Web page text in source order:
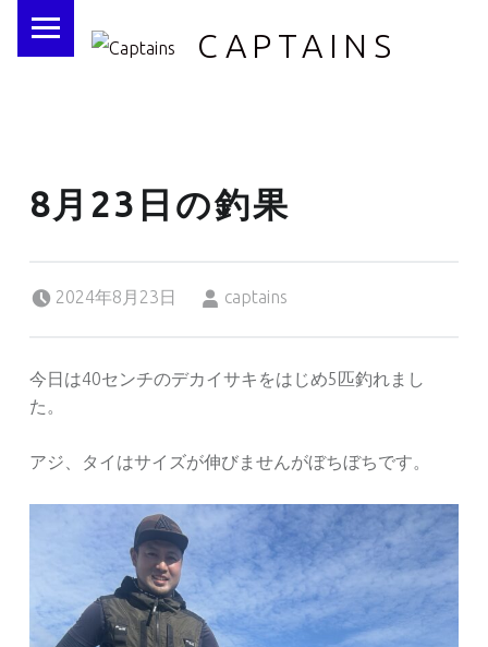
CAPTAINS
8月23日の釣果
2024年8月23日
captains
今日は40センチのデカイサキをはじめ5匹釣れまし
た。
アジ、タイはサイズが伸びませんがぼちぼちです。